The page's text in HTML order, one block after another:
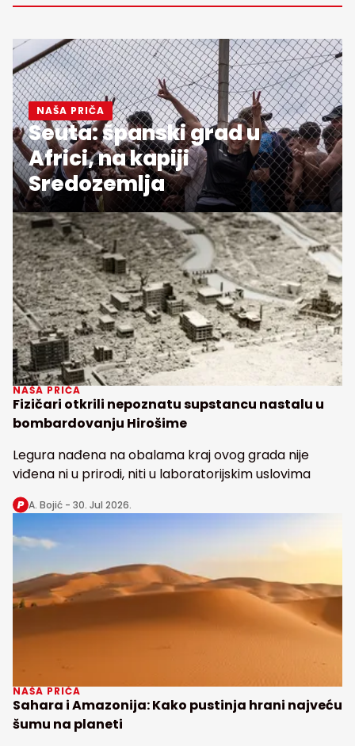
NAŠA PRIČA
Seuta: španski grad u
Africi, na kapiji
Sredozemlja
NAŠA PRIČA
Fizičari otkrili nepoznatu supstancu nastalu u
bombardovanju Hirošime
Legura nađena na obalama kraj ovog grada nije
viđena ni u prirodi, niti u laboratorijskim uslovima
A. Bojić - 30. Jul 2026.
NAŠA PRIČA
Sahara i Amazonija: Kako pustinja hrani najveću
šumu na planeti